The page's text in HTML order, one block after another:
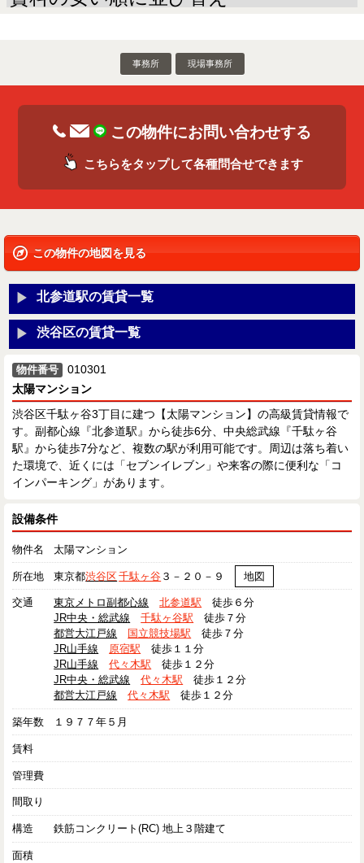
事務所 現場事務所
この物件にお問い合わせする
こちらをタップして各種問合せできます
この物件の地図を見る
北参道駅の賃貸一覧
渋谷区の賃貸一覧
物件番号
010301
太陽マンション
渋谷区千駄ヶ谷3丁目に建つ【太陽マンション】の高級賃貸情報で
す。副都心線『北参道駅』から徒歩6分、中央総武線『千駄ヶ谷
駅』から徒歩7分など、複数の駅が利用可能です。周辺は落ち着い
た環境で、近くには「セブンイレブン」や来客の際に便利な「コ
インパーキング」があります。
設備条件
物件名 太陽マンション
所在地 東京都渋谷区千駄ヶ谷 ３－２０－９ 地図
交通 東京メトロ副都心線 北参道駅 徒歩６分
JR中央・総武線
千駄ヶ谷駅 徒歩７分
都営大江戸線
国立競技場駅 徒歩７分
JR山手線
原宿駅 徒歩１１分
JR山手線
代々木駅 徒歩１２分
JR中央・総武線
代々木駅 徒歩１２分
都営大江戸線
代々木駅 徒歩１２分
築年数 １９７７年５月
賃料
管理費
間取り
構造 鉄筋コンクリート(RC) 地上３階建て
面積